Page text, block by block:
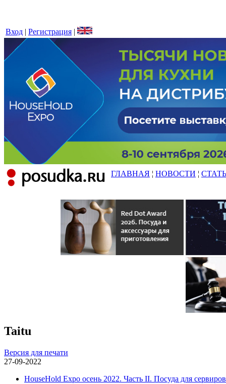
Вход | Регистрация |
ГЛАВНАЯ ¦ НОВОСТИ ¦
Taitu
Версия для печати
27-09-2022
HouseHold Expo осень 2022. Часть II. Посуда для